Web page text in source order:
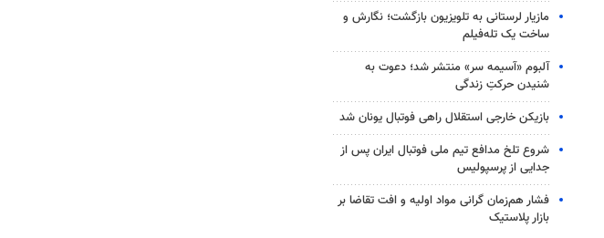
مازیار لرستانی به تلویزیون بازگشت؛ نگارش و
ساخت یک تله‌فیلم
آلبوم «آسیمه سر» منتشر شد؛ دعوت به
شنیدن حرکتِ زندگی
بازیکن خارجی استقلال راهی فوتبال یونان شد
شروع تلخ مدافع تیم ملی فوتبال ایران پس از
جدایی از پرسپولیس
فشار هم‌زمان گرانی مواد اولیه و افت تقاضا بر
بازار پلاستیک